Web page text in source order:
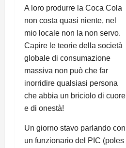
A loro produrre la Coca Cola
non costa quasi niente, nel
mio locale non la non servo.
Capire le teorie della società
globale di consumazione
massiva non può che far
inorridire qualsiasi persona
che abbia un briciolo di cuore
e di onestà!
Un giorno stavo parlando con
un funzionario del PIC (poles